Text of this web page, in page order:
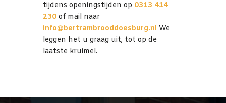
tijdens openingstijden op 0313 414
230of mail naar
info@bertrambrooddoesburg.nl We
leggen het u graag uit, tot op de
laatste kruimel.